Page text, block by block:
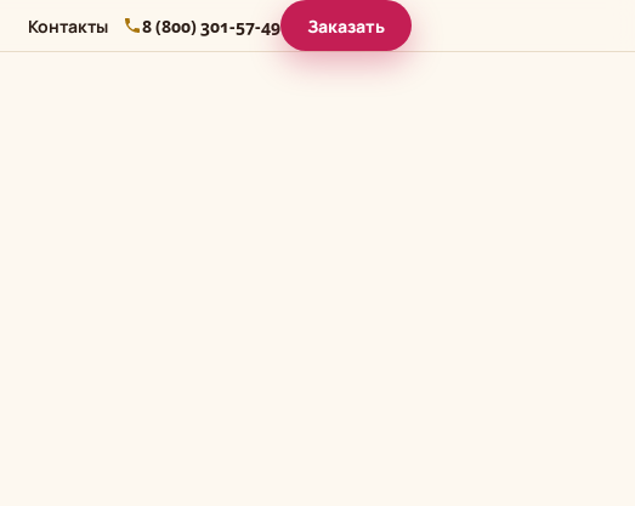
Контакты 8 (800) 301-57-49
Заказать